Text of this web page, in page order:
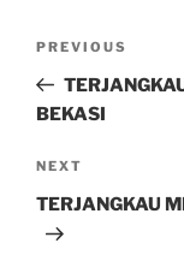
PREVIOUS
BEKASI
NEXT
TERJANGKAU